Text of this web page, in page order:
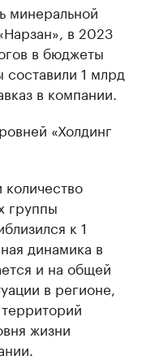
минеральной
в 2023
в бюджеты
1 млрд
в компании.
«Холдинг
группы
к 1
динамика в
и на общей
в регионе,
жизни